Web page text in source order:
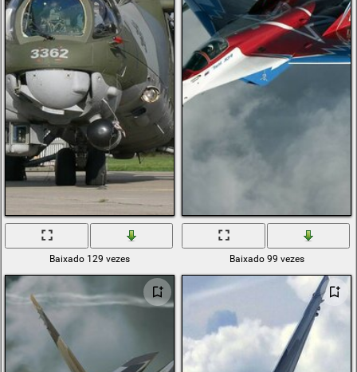
Baixado 129 vezes Baixado 99 vezes